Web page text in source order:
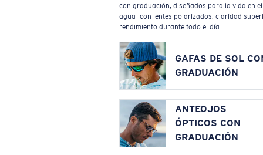
con graduación, diseñados para la vida en el
agua—con lentes polarizados, claridad
rendimiento durante todo el día.
GAFAS DE SOL
GRADUACIÓN
ANTEOJOS
ÓPTICOS CON
GRADUACIÓN